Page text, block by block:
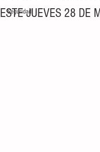
Seguridad
ESTE JUEVES 28 DE